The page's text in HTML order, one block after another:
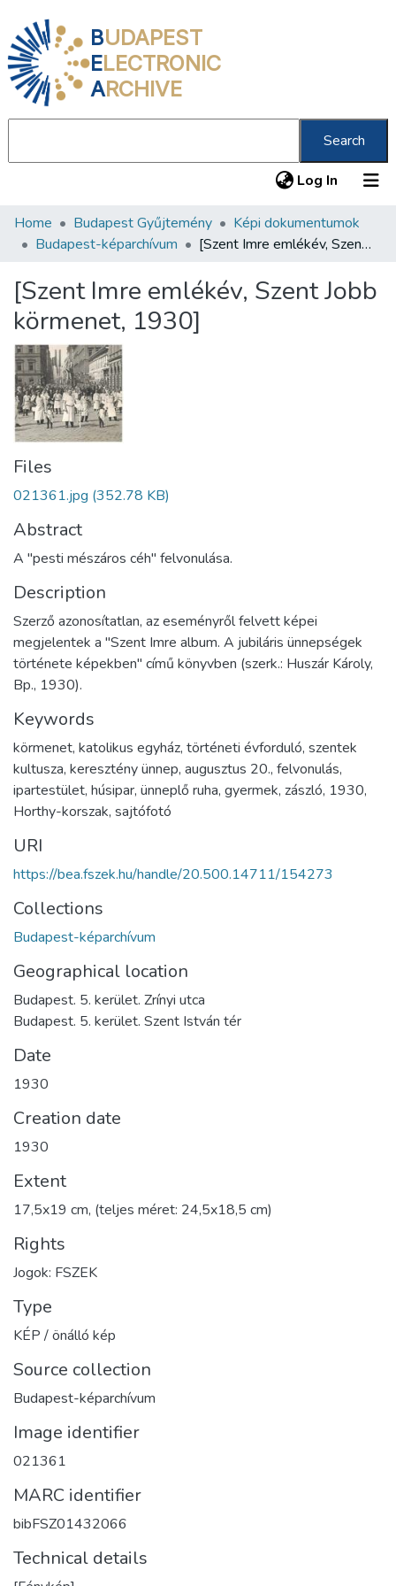
BUDAPEST
ELECTRONIC
ARCHIVE
Search
Log In (current)
Communities & Collections
Statistics
About us
Home Budapest Gyűjtemény
Képi dokumentumok
Budapest-képarchívum
[Szent Imre emlékév, Szent Jobb körmenet, 1930]
[Szent Imre emlékév, Szent Jobb
körmenet, 1930]
Files
021361.jpg (352.78 KB)
Abstract
A "pesti mészáros céh" felvonulása.
Description
Szerző azonosítatlan, az eseményről felvett képei
megjelentek a "Szent Imre album. A jubiláris ünnepségek
története képekben" című könyvben (szerk.: Huszár Károly,
Bp., 1930).
Keywords
körmenet, katolikus egyház, történeti évforduló, szentek
kultusza, keresztény ünnep, augusztus 20., felvonulás,
ipartestület, húsipar, ünneplő ruha, gyermek, zászló, 1930,
Horthy-korszak, sajtófotó
URI
https://bea.fszek.hu/handle/20.500.14711/154273
Collections
Budapest-képarchívum
Geographical location
Budapest. 5. kerület. Zrínyi utca
Budapest. 5. kerület. Szent István tér
Date
1930
Creation date
1930
Extent
17,5x19 cm, (teljes méret: 24,5x18,5 cm)
Rights
Jogok: FSZEK
Type
KÉP / önálló kép
Source collection
Budapest-képarchívum
Image identifier
021361
MARC identifier
bibFSZ01432066
Technical details